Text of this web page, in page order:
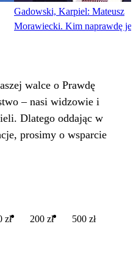
Gadowski, Karpiel: Mateusz
Morawiecki. Kim naprawdę
walce o Prawdę
– nasi widzowie i
Dlatego oddając w
prosimy o wsparcie
zł 200 zł 500 zł